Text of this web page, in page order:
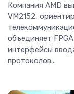
Компания AMD
VM2152,
объединяет
интерфейсы
протоколов...